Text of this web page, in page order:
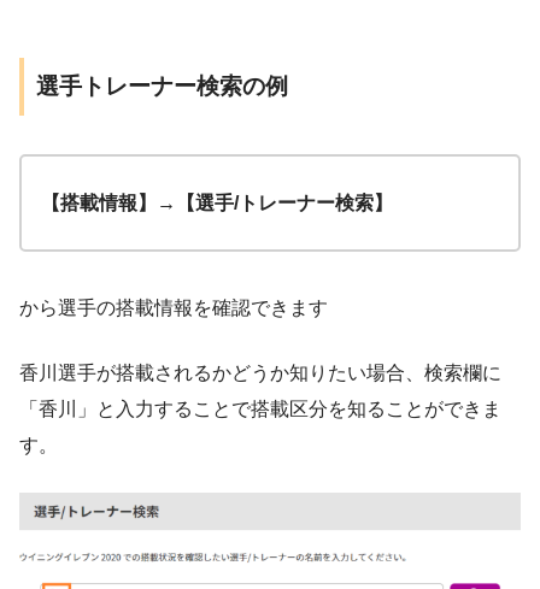
選手トレーナー検索の例
【搭載情報】→【選手/トレーナー検索】
から選手の搭載情報を確認できます
香川選手が搭載されるかどうか知りたい場合、検索欄に
「香川」と入力することで搭載区分を知ることができま
す。